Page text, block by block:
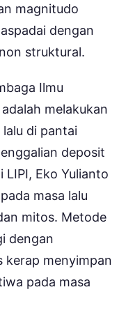
magnitudo
dengan
struktural.
Ilmu
melakukan
lalu di pantai
deposit
Eko Yulianto
masa lalu
mitos. Metode
dengan
kerap menyimpan
pada masa